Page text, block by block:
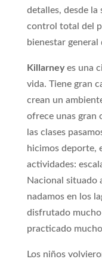
detalles, desde la
control total del
bienestar general
Killarneyes una
vida. Tiene gran
crean un
ofrece unas gran
las clases
hicimos deporte,
actividades:
Nacional situado
nadamos en los
disfrutado
practicado
Los niños